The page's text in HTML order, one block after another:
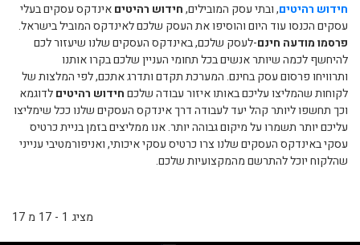
חידוש רהיטים, ובתי עסק המובילים,חידוש רהיטיםאינדקס עסקים בעלי
עסקים הכנסו עוד היום והוסיפו את העסק שלכם לאינדקס המוביל בישראל.
פרסמו מודעה חינם-לעסק שלכם, באינדקס העסקים שלנו שיעזור לכם
להיחשף לכמה שיותר אנשים בכל תחומי העניין שלכם בקרו אותנו
ותרוויחו פרסום עסק בחינם. המערכת תקדם ותדרג אתכם, לפי המלצות של
לקוחות שהמליצו עליכם באותו איזור עבודה שלכםחידוש רהיטיםלדוגמא
וכך תחשפו ליותר קהל יעד לעבודה דרך אינדקס העסקים שלנו ככל שימליצו
עליכם יותר תשמרו על מיקום גבוהה יותר. אנו ממליצים בזמן בניית כרטיס
עסקי באינדקס העסקים שלנו צרו כרטיס עסקי איכותי, ואניפורמטיבי ענייני
שהלקוח יוכל להתרשם מהמקצועיות שלכם.
מציג 1 - 17 מ 17